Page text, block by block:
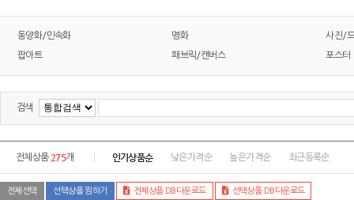
동양화/민속화 명화 사진/
팝아트 패브릭/캔버스 포스터
검색
전체상품 275개 인기상품순 낮은가격순 높은가격순 최근등록순
전체선택 선택상품 찜하기 전체상품 DB다운로드 선택상품 DB다운로드